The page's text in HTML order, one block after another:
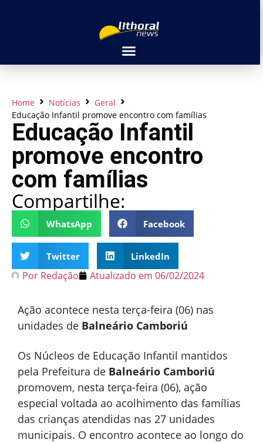
Home Notícias
Geral
Educação Infantil promove encontro com famílias
Educação Infantil
promove encontro
com famílias
Compartilhe:
WhatsApp Facebook
Twitter LinkedIn
Por Redação Atualizado em 06/02/2024
Ação acontece nesta terça-feira (06) nas
unidades de Balneário Camboriú
Os Núcleos de Educação Infantil mantidos
pela Prefeitura de Balneário Camboriú
promovem, nesta terça-feira (06), ação
especial voltada ao acolhimento das famílias
das crianças atendidas nas 27 unidades
municipais. O encontro acontece ao longo do